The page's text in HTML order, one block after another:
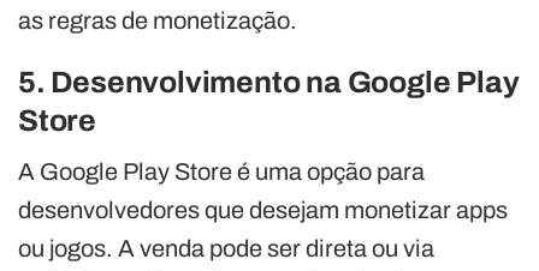
as regras de monetização.
5. Desenvolvimento na Google Play
Store
A Google Play Store é uma opção para
desenvolvedores que desejam monetizar apps
ou jogos. A venda pode ser direta ou via